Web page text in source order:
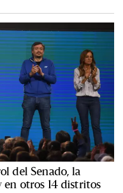
del Senado, la
en otros 14 distritos